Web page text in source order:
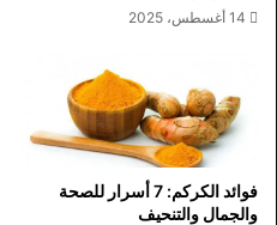
14 أغسطس، 2025
فوائد الكركم: 7 أسرار للصحة
والجمال والتنحيف